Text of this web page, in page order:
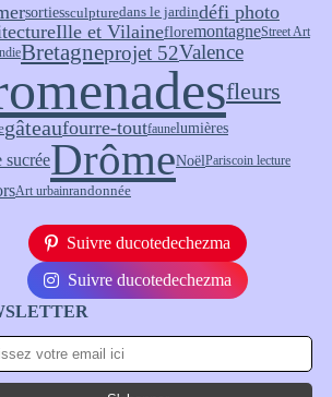
sortiessculpturedans le jardindéfi photo
Ille et VilainefloremontagneStreet Art
Bretagneprojet 52Valence
fleurs
gâteaufourre-toutfaunelumières
sucréeDrômeNoëlPariscoin lecture
Art urbainrandonnée
Suivre ducotedechezma
Suivre ducotedechezma